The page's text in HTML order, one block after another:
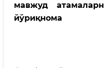
мавжуд
йўриқнома